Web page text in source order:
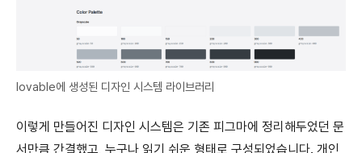
lovable에 생성된 디자인 시스템 라이브러리
이렇게 만들어진 디자인 시스템은 기존 피그마에 정리해두었던 문
서만큼 간결했고, 누구나 읽기 쉬운 형태로 구성되었습니다. 개인